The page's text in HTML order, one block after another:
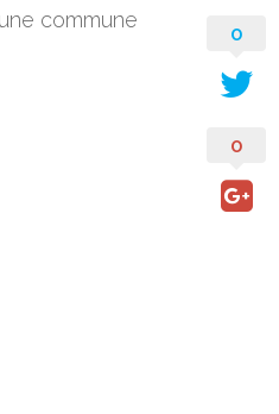
commune
0
0